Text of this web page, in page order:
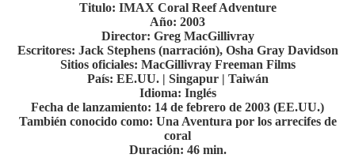
Titulo: IMAX Coral Reef Adventure
Año: 2003
Director: Greg MacGillivray
Escritores: Jack Stephens (narración), Osha Gray Davidson
Sitios oficiales: MacGillivray Freeman Films
País: EE.UU. | Singapur | Taiwán
Idioma: Inglés
Fecha de lanzamiento: 14 de febrero de 2003 (EE.UU.)
También conocido como: Una Aventura por los arrecifes de
coral
Duración: 46 min.